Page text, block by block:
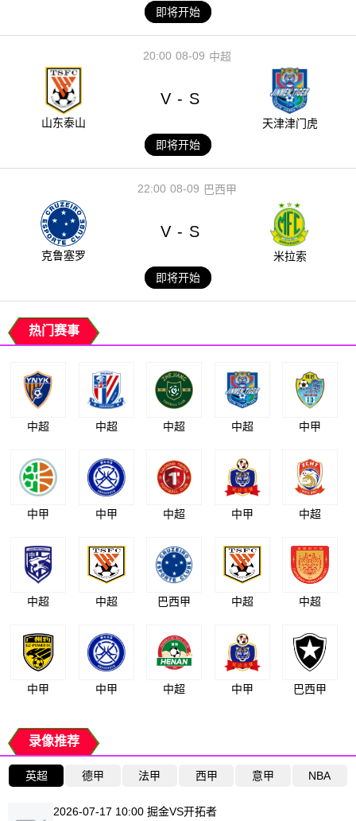
即将开始
08-09
20:00 中超
山东泰山
V - S
天津津门虎
即将开始
08-09
22:00 巴西甲
克鲁塞罗
V - S
米拉索
即将开始
热门赛事
中超 中超 中超 中超 中甲
中甲 中甲 中超 中甲 中超
中超 中超 巴西甲 中超 中超
中甲 中甲 中超 中甲 巴西甲
录像推荐
英超 德甲 法甲 西甲 意甲 NBA
2026-07-17 10:00 掘金VS开拓者